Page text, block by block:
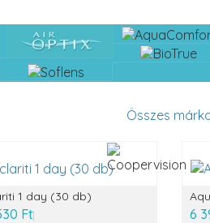
Összes
1 day (30 db)
Ft 6